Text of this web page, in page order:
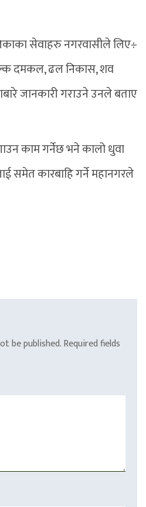
सेवाहरु नगरवासीले लिए÷
दमकल, ढल निकास, शव
जानकारी गराउने उनले बताए
काम गर्नेछ भने कालो धुवा
समेत कारबाहि गर्ने महानगरले
be published.Required fields